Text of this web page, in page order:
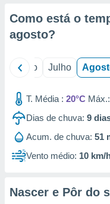
estudos
e
Como está o
agosto?
Junho Julho
T. Média : 20°C Máx.:
Dias de chuva: 9
Acum. de chuva: 51
Vento médio: 10 km/
Nascer e Pôr do